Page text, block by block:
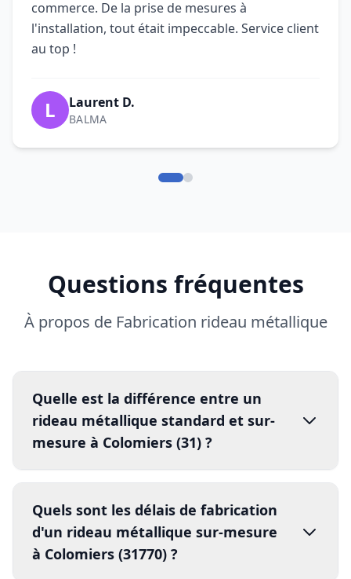
commerce. De la prise de mesures à
l'installation, tout était impeccable. Service client
au top !
L Laurent D.
BALMA
Questions fréquentes
À propos de Fabrication rideau métallique
Quelle est la différence entre un
rideau métallique standard et sur-
mesure à Colomiers (31) ?
Quels sont les délais de fabrication
d'un rideau métallique sur-mesure
à Colomiers (31770) ?